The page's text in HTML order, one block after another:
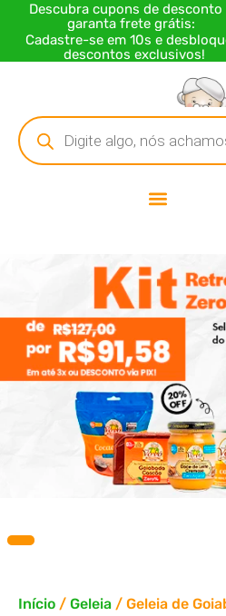
Descubra cupons de desconto
garanta frete grátis:
Cadastre-se em 10s e
descontos exclusivos!
Início / Geleia / Geleia de